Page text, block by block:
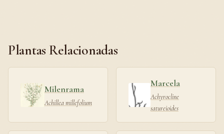
Plantas Relacionadas
Milenrama
Achillea millefolium
Marcela
Achyrocline
satureioides